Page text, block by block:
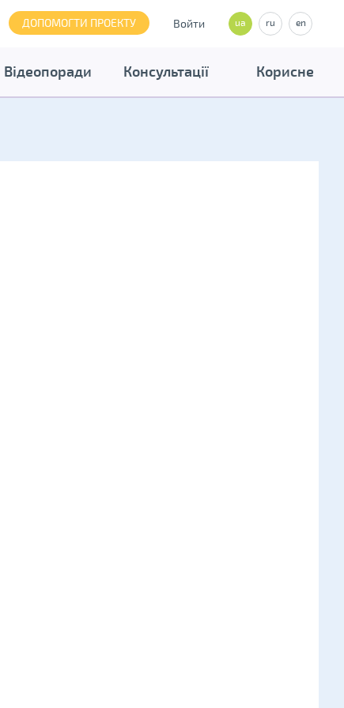
ДОПОМОГТИ ПРОЕКТУ Войти ua ru en
Відеопоради Консультації Корисне